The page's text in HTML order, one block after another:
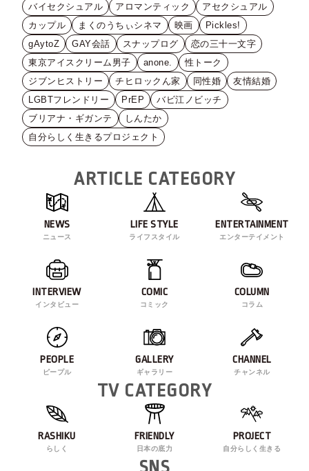
バイセクシュアル
アロマンティック
アセクシュアル
カップル
まくのうちぃシネマ 映画
Pickles!
gAytoZ
GAY会話 スナップログ
恋の三十一文字
東京アイスクリーム男子
anone.
性トーク
ジブンヒストリー
チヒロックん家 同性婚
友情結婚
LGBTフレンドリー
PrEP
バビ江ノビッチ
ブリアナ・ギガンテ
しんたか
自分らしく生きるプロジェクト
ARTICLE CATEGORY
NEWS
ニュース
LIFE STYLE
ライフスタイル
ENTERTAINMENT
エンターテイメント
INTERVIEW
インタビュー
COMIC
コミック
COLUMN
コラム
PEOPLE
ピープル
GALLERY
ギャラリー
CHANNEL
チャンネル
TV CATEGORY
RASHIKU
らしく
FRIENDLY
日本の底力
PROJECT
自分らしく生きる